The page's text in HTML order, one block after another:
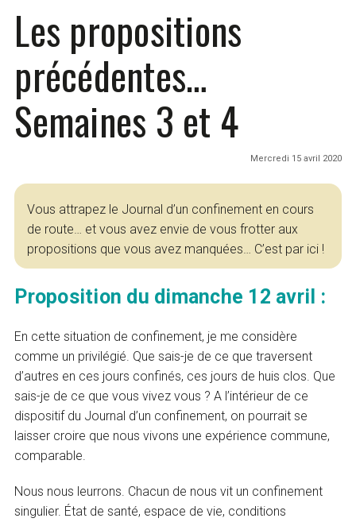
Les propositions
précédentes…
Semaines 3 et 4
Mercredi 15 avril 2020
Vous attrapez le Journal d’un confinement en cours
de route… et vous avez envie de vous frotter aux
propositions que vous avez manquées… C’est par ici !
Proposition du dimanche 12 avril :
En cette situation de confinement, je me considère
comme un privilégié. Que sais-je de ce que traversent
d’autres en ces jours confinés, ces jours de huis clos. Que
sais-je de ce que vous vivez vous ? A l’intérieur de ce
dispositif du Journal d’un confinement, on pourrait se
laisser croire que nous vivons une expérience commune,
comparable.
Nous nous leurrons. Chacun de nous vit un confinement
singulier. État de santé, espace de vie, conditions